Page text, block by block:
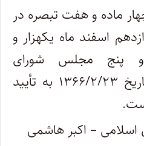
ماده و هفت تبصره در
اسفند ماه یکهزار و
مجلس شورای
اسلامی‌تصویب و در تاریخ ۱۳۶۶/۲/۲۳ به تأیید
– اکبر هاشمی